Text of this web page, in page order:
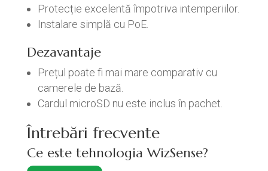
Protecție excelentă împotriva intemperiilor.
Instalare simplă cu PoE.
Dezavantaje
Prețul poate fi mai mare comparativ cu
camerele de bază.
Cardul microSD nu este inclus în pachet.
Întrebări frecvente
Ce este tehnologia WizSense?